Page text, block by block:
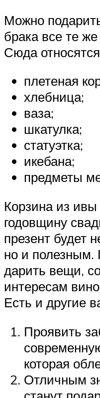
Можно
брака все те
Сюда
плетеная
хлебница;
ваза;
шкатулка;
статуэтка;
икебана;
предметы
Корзина из
годовщину
презент будет
но и
дарить вещи,
интересам
Есть и другие
Проявить
которая
Отличным